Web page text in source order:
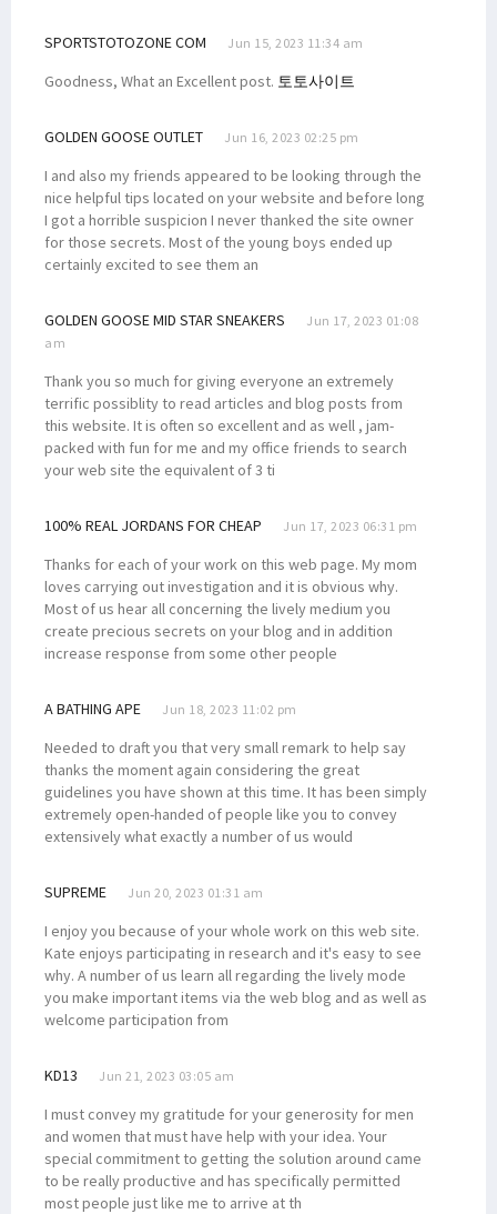
SPORTSTOTOZONE COM Jun 15, 2023 11:34 am
Goodness, What an Excellent post. 토토사이트
GOLDEN GOOSE OUTLET Jun 16, 2023 02:25 pm
I and also my friends appeared to be looking through the
nice helpful tips located on your website and before long
I got a horrible suspicion I never thanked the site owner
for those secrets. Most of the young boys ended up
certainly excited to see them an
GOLDEN GOOSE MID STAR SNEAKERS
Jun 17, 2023 01:08
am
Thank you so much for giving everyone an extremely
terrific possiblity to read articles and blog posts from
this website. It is often so excellent and as well , jam-
packed with fun for me and my office friends to search
your web site the equivalent of 3 ti
100% REAL JORDANS FOR CHEAP Jun 17, 2023 06:31 pm
Thanks for each of your work on this web page. My mom
loves carrying out investigation and it is obvious why.
Most of us hear all concerning the lively medium you
create precious secrets on your blog and in addition
increase response from some other people
A BATHING APE Jun 18, 2023 11:02 pm
Needed to draft you that very small remark to help say
thanks the moment again considering the great
guidelines you have shown at this time. It has been simply
extremely open-handed of people like you to convey
extensively what exactly a number of us would
SUPREME Jun 20, 2023 01:31 am
I enjoy you because of your whole work on this web site.
Kate enjoys participating in research and it's easy to see
why. A number of us learn all regarding the lively mode
you make important items via the web blog and as well as
welcome participation from
KD13 Jun 21, 2023 03:05 am
I must convey my gratitude for your generosity for men
and women that must have help with your idea. Your
special commitment to getting the solution around came
to be really productive and has specifically permitted
most people just like me to arrive at th